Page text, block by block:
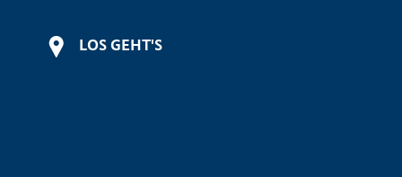
LOS GEHT'S